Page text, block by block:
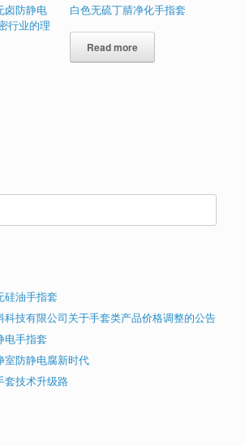
卤防静电
行业的理
白色无硫丁腈净化手指套
Read more
硅油手指套
科技有限公司关于手套类产品价格调整的公告
电手指套
室防静电腐新时代
套技术升级路